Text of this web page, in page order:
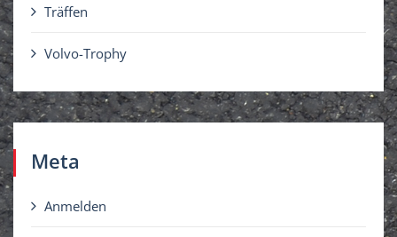
Träffen
Volvo-Trophy
Meta
Anmelden